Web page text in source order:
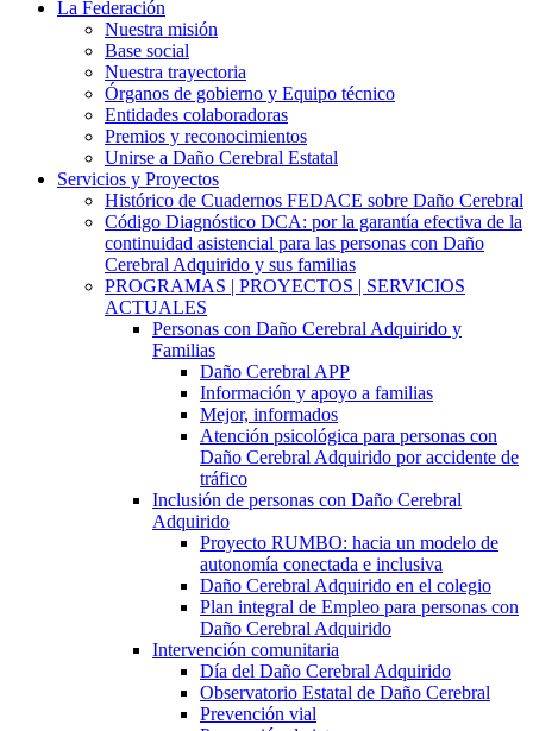
La Federación
Nuestra misión
Base social
Nuestra trayectoria
Órganos de gobierno y Equipo técnico
Entidades colaboradoras
Premios y reconocimientos
Unirse a Daño Cerebral Estatal
Servicios y Proyectos
Histórico de Cuadernos FEDACE sobre Daño Cerebral
Código Diagnóstico DCA: por la garantía efectiva de la
continuidad asistencial para las personas con Daño
Cerebral Adquirido y sus familias
PROGRAMAS | PROYECTOS | SERVICIOS
ACTUALES
Personas con Daño Cerebral Adquirido y
Familias
Daño Cerebral APP
Información y apoyo a familias
Mejor, informados
Atención psicológica para personas con
Daño Cerebral Adquirido por accidente de
tráfico
Inclusión de personas con Daño Cerebral
Adquirido
Proyecto RUMBO: hacia un modelo de
autonomía conectada e inclusiva
Daño Cerebral Adquirido en el colegio
Plan integral de Empleo para personas con
Daño Cerebral Adquirido
Intervención comunitaria
Día del Daño Cerebral Adquirido
Observatorio Estatal de Daño Cerebral
Prevención vial